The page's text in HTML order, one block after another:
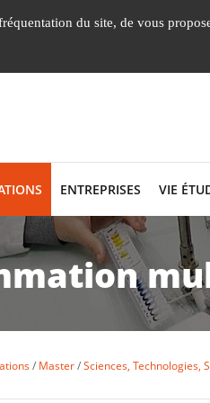
ENTREPRISES VIE
Master Sciences, Technologies,
du site, de vous